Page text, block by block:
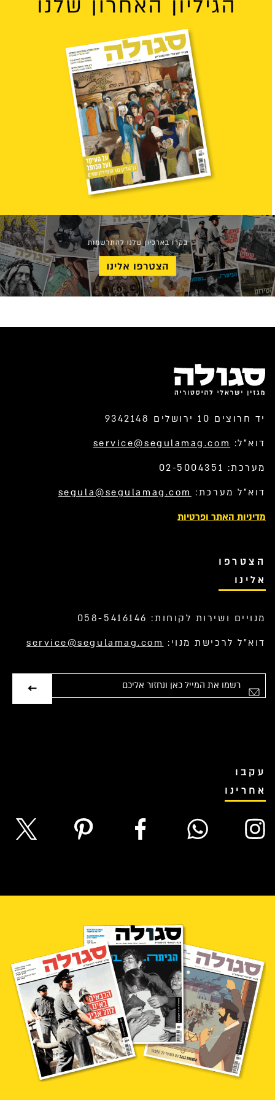
יד חרוצים 10 ירושלים 9342148
דוא”ל: service@segulamag.com
מערכת: 02-5004351
דוא”ל מערכת: segula@segulamag.com
מדיניות האתר ופרטיות
הצטרפו
אלינו
מנויים ושירות לקוחות: 058-5416146
דוא”ל לרכישת מנוי: service@segulamag.com
עקבו
אחרינו